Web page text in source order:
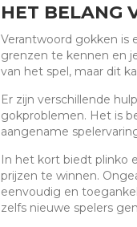
HET BELANG
Verantwoord gokken is
grenzen te kennen en
van het spel, maar dit
Er zijn verschillende
gokproblemen. Het is
aangename
In het kort biedt plinko
prijzen te winnen.
eenvoudig en
zelfs nieuwe spelers